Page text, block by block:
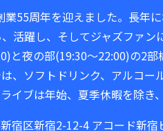
55周年を迎えました。長年
活躍し、そしてジャズファン
と夜の部(19:30～22:00)の2部
、ソフトドリンク、アルコ
イブは年始、夏季休暇を除き
宿区新宿2-12-4 アコード新宿